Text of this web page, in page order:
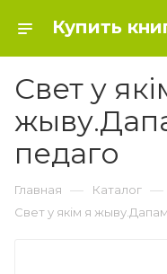
Свет у
педаго
Главная — Каталог —
Свет у якiм я